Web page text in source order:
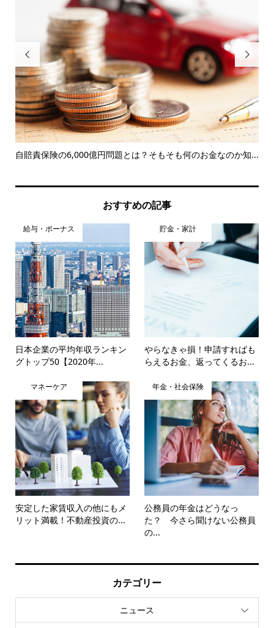

自賠責保険の6,000億円問題とは？そもそも何のお金なのか知...

おすすめの記事
給与・ボーナス
日本企業の平均年収ランキン
グトップ50【2020年...
貯金・家計
やらなきゃ損！申請すればも
らえるお金、返ってくるお...
マネーケア
安定した家賃収入の他にもメ
リット満載！不動産投資の...
年金・社会保険
公務員の年金はどうなっ
た？ 今さら聞けない公務員
の...
カテゴリー
ニュース